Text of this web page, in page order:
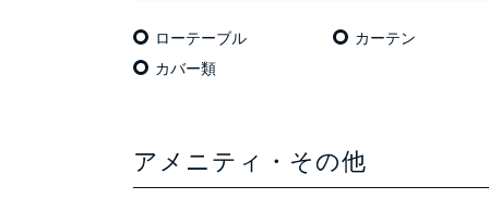
ローテーブル カーテン
カバー類
アメニティ・その他